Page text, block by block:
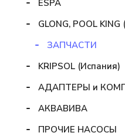
ESPA
GLONG, POOL
ЗАПЧАСТИ
KRIPSOL (Испания)
АДАПТЕРЫ и
АКВАВИВА
ПРОЧИЕ НАСОСЫ